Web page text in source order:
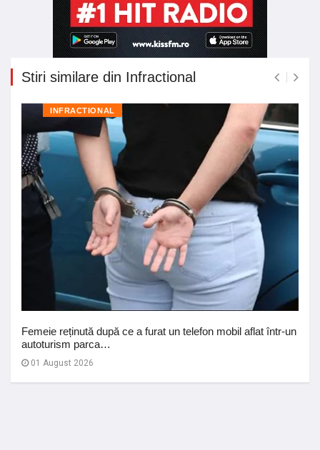
Stiri similare din Infractional
INFRACTIONAL
Femeie reținută după ce a furat un telefon mobil aflat într-un
autoturism parca…
01 August 2026